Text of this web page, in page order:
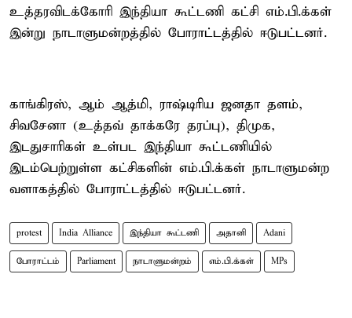
உத்தரவிடக்கோரி இந்தியா கூட்டணி கட்சி எம்.பி.க்கள்
இன்று நாடாளுமன்றத்தில் போராட்டத்தில் ஈடுபட்டனர்.
காங்கிரஸ், ஆம் ஆத்மி, ராஷ்டிரிய ஜனதா தளம்,
சிவசேனா (உத்தவ் தாக்கரே தரப்பு), திமுக,
இடதுசாரிகள் உள்பட இந்தியா கூட்டணியில்
இடம்பெற்றுள்ள கட்சிகளின் எம்.பி.க்கள் நாடாளுமன்ற
வளாகத்தில் போராட்டத்தில் ஈடுபட்டனர்.
protest India Alliance இந்தியா கூட்டணி அதானி Adani
போராட்டம் Parliament நாடாளுமன்றம் எம்.பி.க்கள் MPs